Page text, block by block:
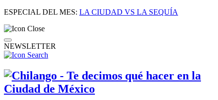
ESPECIAL DEL MES: LA CIUDAD VS LA SEQUÍA
NEWSLETTER